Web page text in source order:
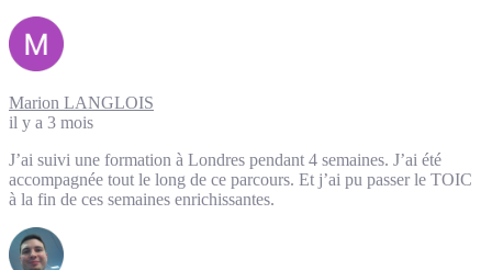
Marion LANGLOIS
il y a 3 mois
J’ai suivi une formation à Londres pendant 4 semaines. J’ai été
accompagnée tout le long de ce parcours. Et j’ai pu passer le TOIC
à la fin de ces semaines enrichissantes.